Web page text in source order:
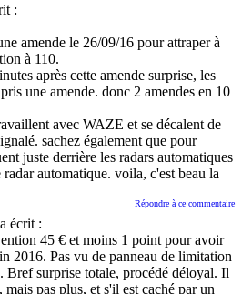
:
amende le 26/09/16 pour attraper à
à 110.
après cette amende surprise, les
une amende. donc 2 amendes en 10
avec WAZE et se décalent de
sachez également que pour
juste derrière les radars automatiques
automatique. voila, c'est beau la
Répondre à ce commentaire
a écrit :
45 € et moins 1 point pour avoir
2016. Pas vu de panneau de limitation
Bref surprise totale, procédé déloyal. Il
pas plus, et s'il est caché par un